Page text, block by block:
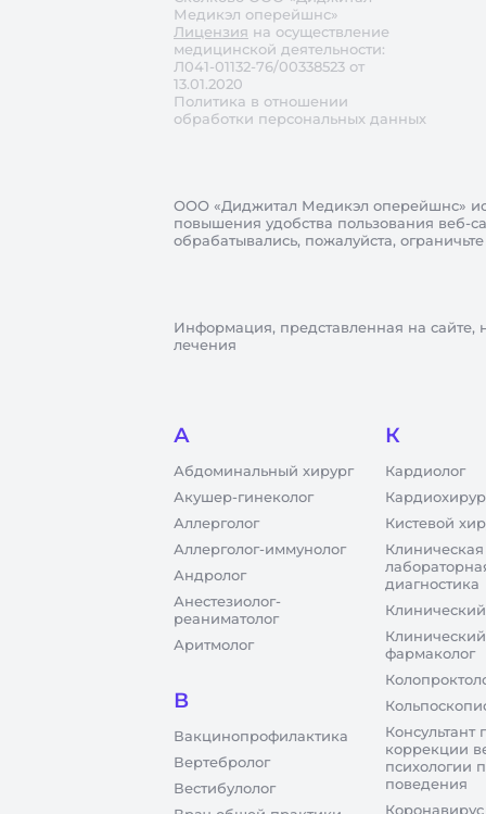
Медикэл оперейшнс»
Лицензия на осуществление
медицинской деятельности:
Л041-01132-76/00338523 от
13.01.2020
Политика в отношении
обработки персональных данных
ООО «Диджитал Медикэл оперейшнс»
повышения удобства пользования веб-
обрабатывались, пожалуйста,
Информация, представленная на сайте,
лечения
А
Абдоминальный хирург
Акушер-гинеколог
Аллерголог
Аллерголог-иммунолог
Андролог
Анестезиолог-
реаниматолог
Аритмолог
В
Вакцинопрофилактика
Вертебролог
Вестибулолог
К
Кардиолог
Кистевой
Клиническая
диагностика
Клинический
фармаколог
Консультант
коррекции
психологии
поведения